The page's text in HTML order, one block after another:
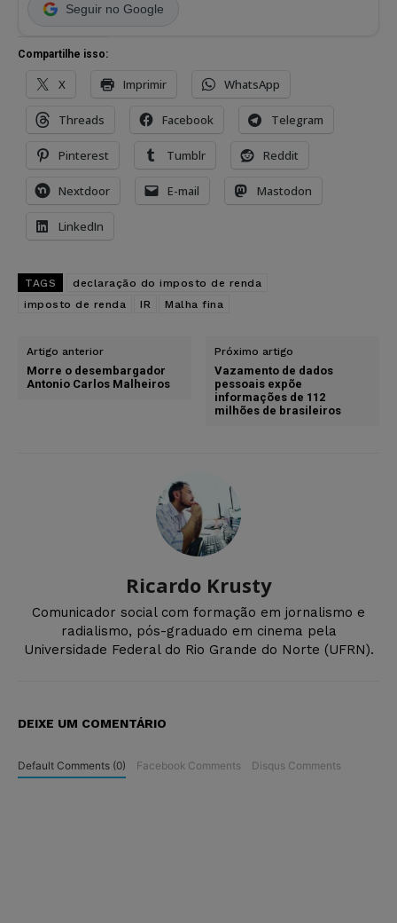
Seguir no Google
Compartilhe isso:
X Imprimir WhatsApp
Threads Facebook Telegram
Pinterest Tumblr Reddit
Nextdoor E-mail Mastodon
LinkedIn
TAGS
declaração do imposto de renda
imposto de renda
IR Malha fina
Artigo anterior
Morre o desembargador
Antonio Carlos Malheiros
Próximo artigo
Vazamento de dados
pessoais expõe
informações de 112
milhões de brasileiros
Ricardo Krusty
Comunicador social com formação em jornalismo e
radialismo, pós-graduado em cinema pela
Universidade Federal do Rio Grande do Norte (UFRN).
DEIXE UM COMENTÁRIO
Default Comments (0) Facebook Comments Disqus Comments